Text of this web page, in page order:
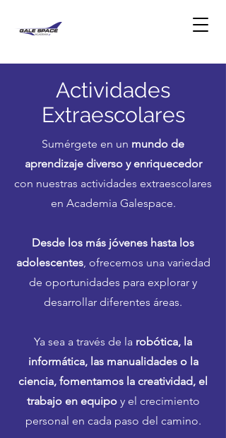
Actividades
Extraescolares
Sumérgete en un mundo de
aprendizaje diverso y enriquecedor
con nuestras actividades extraescolares
en Academia Galespace.
Desde los más jóvenes hasta los
adolescentes, ofrecemos una variedad
de oportunidades para explorar y
desarrollar diferentes áreas.
Ya sea a través de la robótica, la
informática, las manualidades o la
ciencia, fomentamos la creatividad, el
trabajo en equipoy el crecimiento
personal en cada paso del camino.